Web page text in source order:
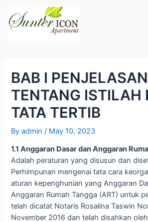
BAB I PENJELASAN
TENTANG ISTILAH
TATA TERTIB
Byadmin/ May 10, 2023
1.1 Anggaran Dasar dan Anggaran
Adalah peraturan yang disusun dan
Perhimpunan mengenai tata cara
aturan kepenghunian yang Anggaran
Anggaran Rumah Tangga (ART) untuk
telah dicatat Notaris Rosalina Taswin
November 2016 dan telah disahkan